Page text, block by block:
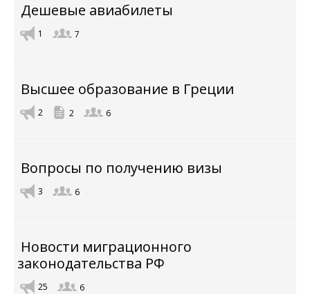
Дешевые авиабилеты
1 7
Высшее образование в Греции
2 2 6
Вопросы по получению визы
3 6
Новости миграционного
законодательства РФ
25 6